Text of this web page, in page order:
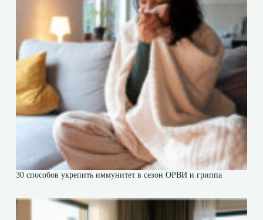
30 способов укрепить иммунитет в сезон ОРВИ и гриппа